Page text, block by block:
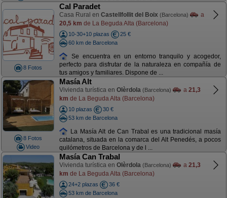
8 Fotos
Cal Paradet
Casa Rural en Castellfollit del Boix (Barcelona)
a
20,5 km de La Beguda Alta (Barcelona)
10-30+10 plazas
25 €
60 km de Barcelona
Se encuentra en un entorno tranquilo y acogedor,
perfecto para disfrutar de la naturaleza en compañía de
tus amigos y familiares. Dispone de ...
8 Fotos
Video
Masía Alt
Vivienda turística en Olèrdola (Barcelona) a 21,3
km de La Beguda Alta (Barcelona)
10 plazas
30 €
53 km de Barcelona
La Masía Alt de Can Trabal es una tradicional masía
catalana, situada en la comarca del Alt Penedés, a pocos
quilómetros de Barcelona y de l ...
Masía Can Trabal
Vivienda turística en Olèrdola (Barcelona) a 21,3
km de La Beguda Alta (Barcelona)
24+2 plazas
36 €
53 km de Barcelona